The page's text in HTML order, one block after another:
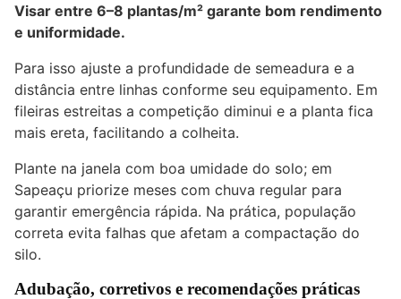
Visar entre 6–8 plantas/m² garante bom rendimento
e uniformidade.
Para isso ajuste a profundidade de semeadura e a
distância entre linhas conforme seu equipamento. Em
fileiras estreitas a competição diminui e a planta fica
mais ereta, facilitando a colheita.
Plante na janela com boa umidade do solo; em
Sapeaçu priorize meses com chuva regular para
garantir emergência rápida. Na prática, população
correta evita falhas que afetam a compactação do
silo.
Adubação, corretivos e recomendações práticas